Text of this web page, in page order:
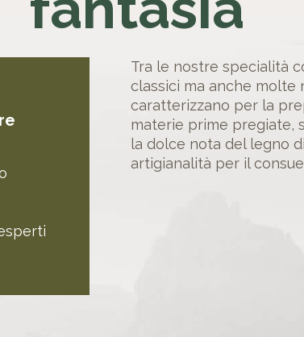
Tra le nostre specialità
classici ma anche molte
caratterizzano per la
materie prime pregiate,
la dolce nota del legno
artigianalità per il